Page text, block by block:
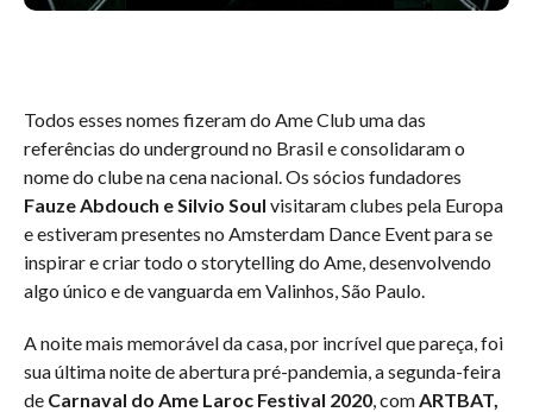
Todos esses nomes fizeram do Ame Club uma das
referências do underground no Brasil e consolidaram o
nome do clube na cena nacional. Os sócios fundadores
Fauze Abdouch e Silvio Soul visitaram clubes pela Europa
e estiveram presentes no Amsterdam Dance Event para se
inspirar e criar todo o storytelling do Ame, desenvolvendo
algo único e de vanguarda em Valinhos, São Paulo.
A noite mais memorável da casa, por incrível que pareça, foi
sua última noite de abertura pré-pandemia, a segunda-feira
de Carnaval do Ame Laroc Festival 2020, comARTBAT,